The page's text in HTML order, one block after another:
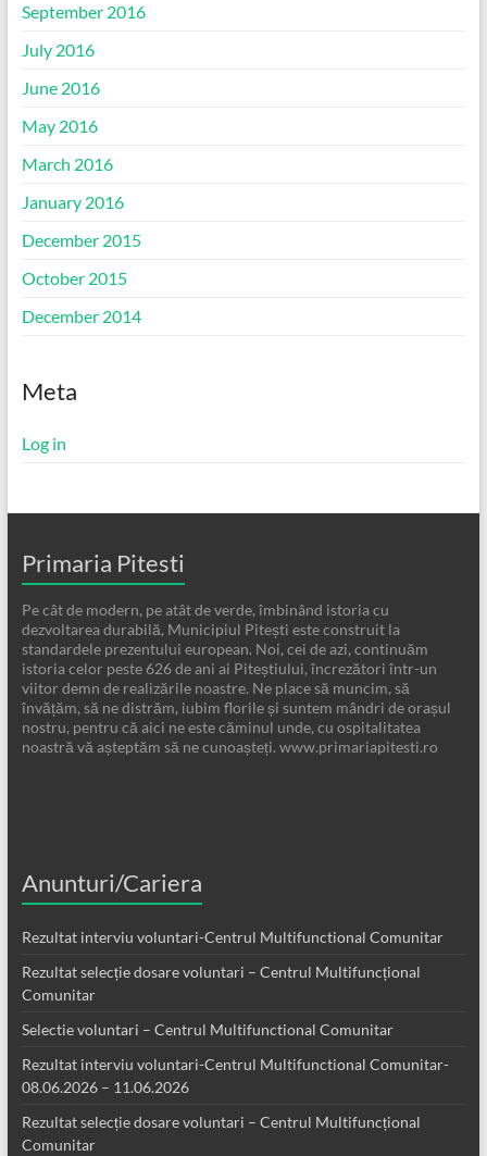
September 2016
July 2016
June 2016
May 2016
March 2016
January 2016
December 2015
October 2015
December 2014
Meta
Log in
Primaria Pitesti
Pe cât de modern, pe atât de verde, îmbinând istoria cu
dezvoltarea durabilă, Municipiul Pitești este construit la
standardele prezentului european. Noi, cei de azi, continuăm
istoria celor peste 626 de ani ai Piteștiului, încrezători într-un
viitor demn de realizările noastre. Ne place să muncim, să
învățăm, să ne distrăm, iubim florile și suntem mândri de orașul
nostru, pentru că aici ne este căminul unde, cu ospitalitatea
noastră vă așteptăm să ne cunoașteți. www.primariapitesti.ro
Anunturi/Cariera
Rezultat interviu voluntari-Centrul Multifunctional Comunitar
Rezultat selecție dosare voluntari – Centrul Multifuncțional
Comunitar
Selectie voluntari – Centrul Multifunctional Comunitar
Rezultat interviu voluntari-Centrul Multifunctional Comunitar-
08.06.2026 – 11.06.2026
Rezultat selecție dosare voluntari – Centrul Multifuncțional
Comunitar